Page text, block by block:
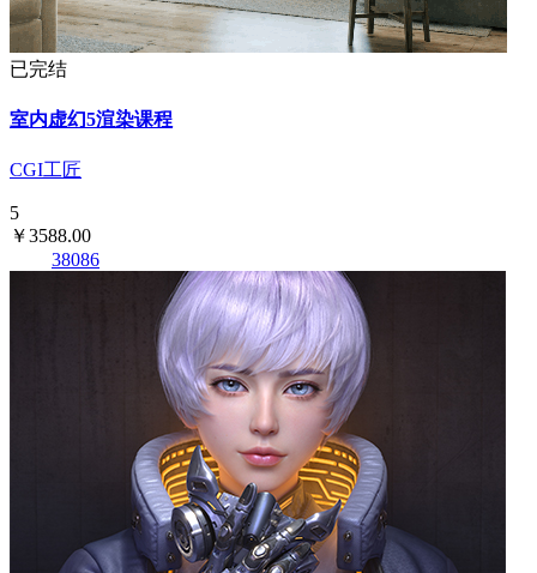
已完结
室内虚幻5渲染课程
CGI工匠
5
￥3588.00
38086